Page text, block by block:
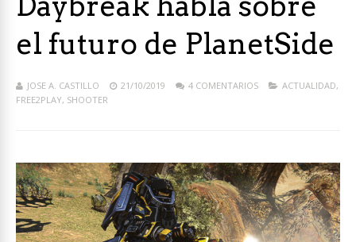
el futuro de PlanetSide
JOSE A. CASTILLO 21/10/2019 4 COMENTARIOS ACTUALIDAD,
FREE2PLAY, SHOOTER